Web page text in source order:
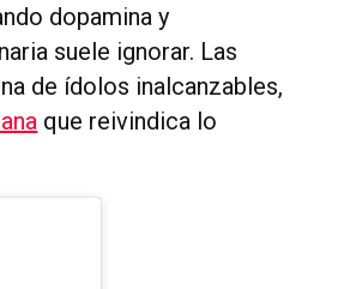
dopamina y
suele ignorar. Las
de ídolos inalcanzables,
que reivindica lo